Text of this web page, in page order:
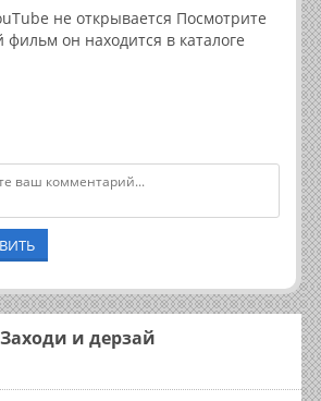
не открывается Посмотрите
он находится в каталоге
Заходи и дерзай